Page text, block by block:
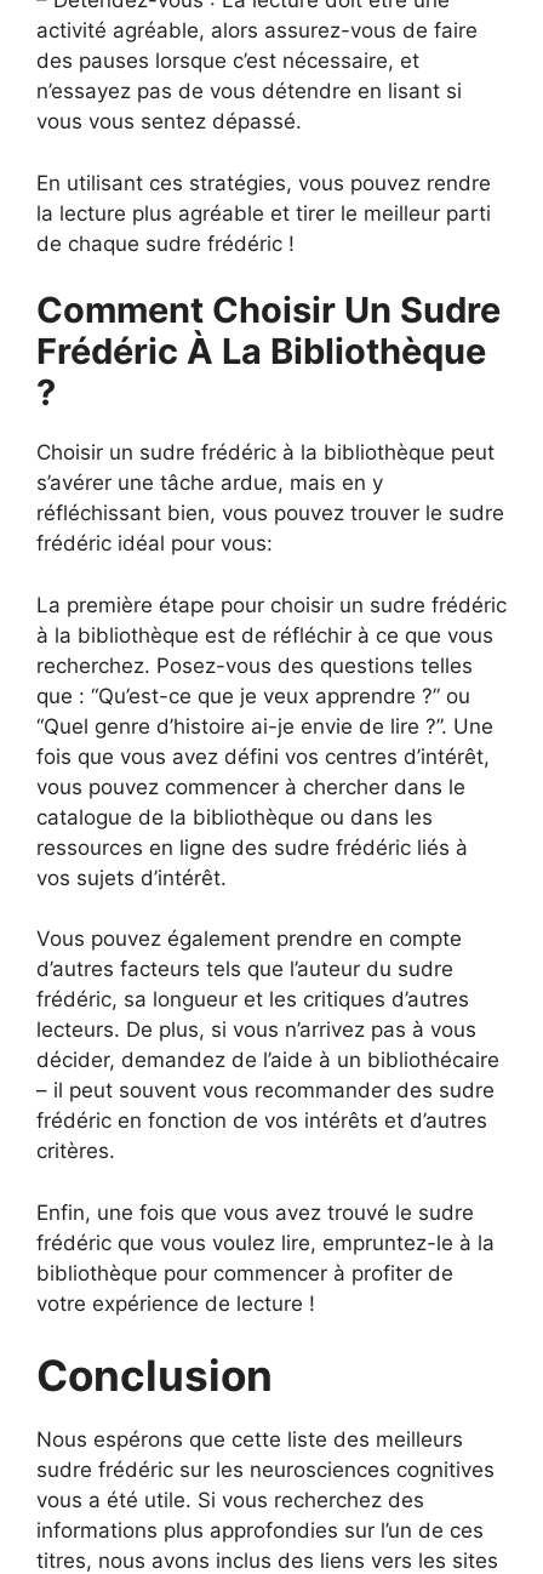
activité agréable, alors assurez-vous de faire
des pauses lorsque c’est nécessaire, et
n’essayez pas de vous détendre en lisant si
vous vous sentez dépassé.
En utilisant ces stratégies, vous pouvez rendre
la lecture plus agréable et tirer le meilleur parti
de chaque sudre frédéric !
Comment Choisir Un Sudre
Frédéric À La Bibliothèque
?
Choisir un sudre frédéric à la bibliothèque peut
s’avérer une tâche ardue, mais en y
réfléchissant bien, vous pouvez trouver le sudre
frédéric idéal pour vous:
La première étape pour choisir un sudre frédéric
à la bibliothèque est de réfléchir à ce que vous
recherchez. Posez-vous des questions telles
que : “Qu’est-ce que je veux apprendre ?” ou
“Quel genre d’histoire ai-je envie de lire ?”. Une
fois que vous avez défini vos centres d’intérêt,
vous pouvez commencer à chercher dans le
catalogue de la bibliothèque ou dans les
ressources en ligne des sudre frédéric liés à
vos sujets d’intérêt.
Vous pouvez également prendre en compte
d’autres facteurs tels que l’auteur du sudre
frédéric, sa longueur et les critiques d’autres
lecteurs. De plus, si vous n’arrivez pas à vous
décider, demandez de l’aide à un bibliothécaire
– il peut souvent vous recommander des sudre
frédéric en fonction de vos intérêts et d’autres
critères.
Enfin, une fois que vous avez trouvé le sudre
frédéric que vous voulez lire, empruntez-le à la
bibliothèque pour commencer à profiter de
votre expérience de lecture !
Conclusion
Nous espérons que cette liste des meilleurs
sudre frédéric sur les neurosciences cognitives
vous a été utile. Si vous recherchez des
informations plus approfondies sur l’un de ces
titres, nous avons inclus des liens vers les sites